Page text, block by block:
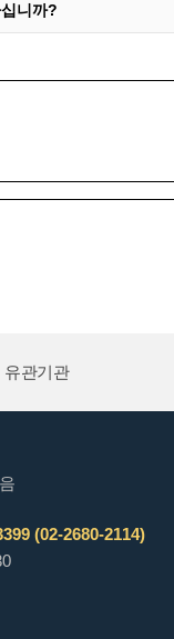
니까?
유관기관
(02-2680-2114)